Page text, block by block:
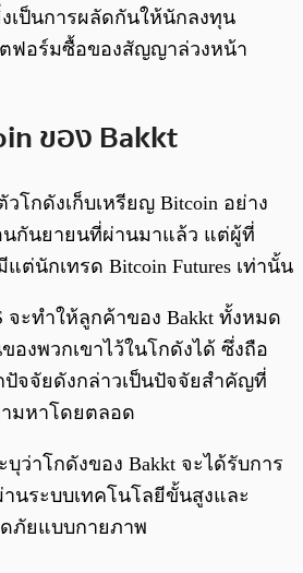
เป็นการผลัดกันให้นักลงทุน
ฟอร์มซื้อของสัญญาล่วงหน้า
ของ Bakkt
โกดังเก็บเหรียญ Bitcoin อย่าง
นกันยายนที่ผ่านมาแล้ว แต่ผู้ที่
ต่นักเทรด Bitcoin Futures เท่านั้น
จะทำให้ลูกค้าของ Bakkt ทั้งหมด
องพวกเขาไว้ในโกดังได้ ซึ่งถือ
ปัจจัยดังกล่าวเป็นปัจจัยสำคัญที่
มหาโดยตลอด
ว่าโกดังของ Bakkt จะได้รับการ
นระบบเทคโนโลยีขั้นสูงและ
ภัยแบบกายภาพ